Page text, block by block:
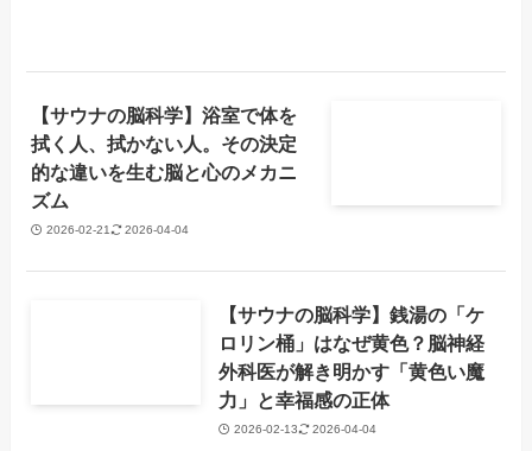
【サウナの脳科学】浴室で体を
拭く人、拭かない人。その決定
的な違いを生む脳と心のメカニ
ズム
2026-02-21 2026-04-04
【サウナの脳科学】銭湯の「ケ
ロリン桶」はなぜ黄色？脳神経
外科医が解き明かす「黄色い魔
力」と幸福感の正体
2026-02-13 2026-04-04